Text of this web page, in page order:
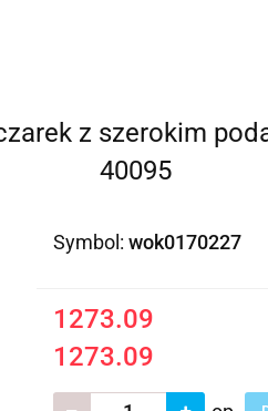
z szerokim
40095
Symbol: wok0170227
1273.09
1273.09